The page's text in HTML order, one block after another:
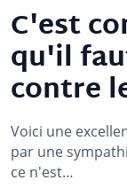
C'est
qu'il
contre
Voici une
par une
ce n'est…